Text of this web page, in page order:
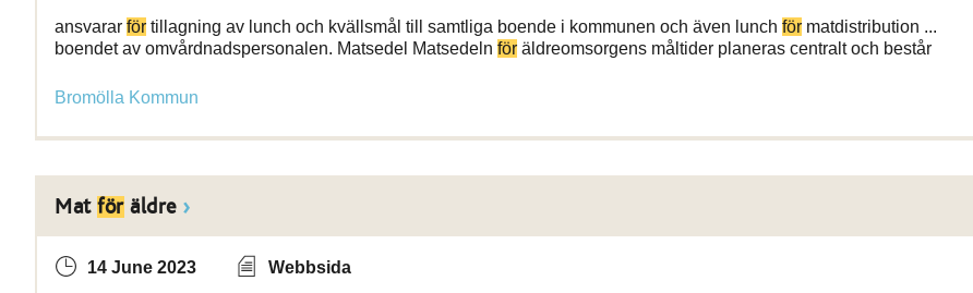
ansvarar för tillagning av lunch och kvällsmål till samtliga boende i kommunen och även lunch för matdistribution ...
boendet av omvårdnadspersonalen. Matsedel Matsedeln för äldreomsorgens måltider planeras centralt och består
Bromölla Kommun
Mat föräldre
14 June 2023 Webbsida